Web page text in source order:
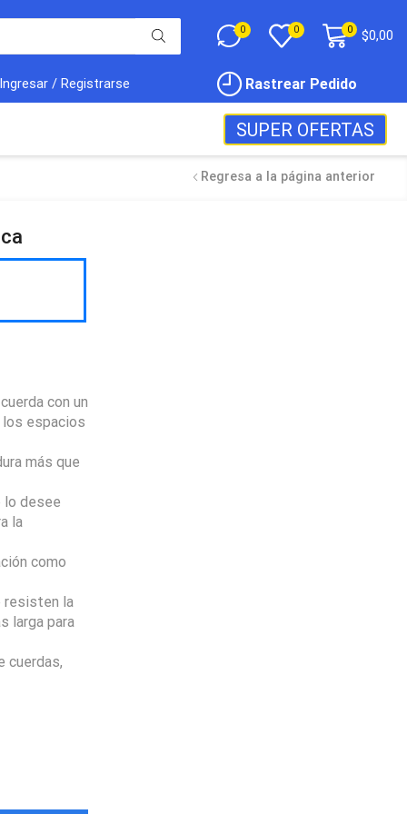
0 0 0 $0,00
Ingresar / Registrarse Rastrear Pedido
SUPER OFERTAS
Regresa a la página anterior
con un
los espacios
más que
lo desee
la
como
resisten la
larga para
cuerdas,